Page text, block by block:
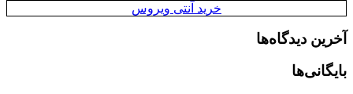
خرید آنتی ویروس
آخرین دیدگاه‌ها
بایگانی‌ها